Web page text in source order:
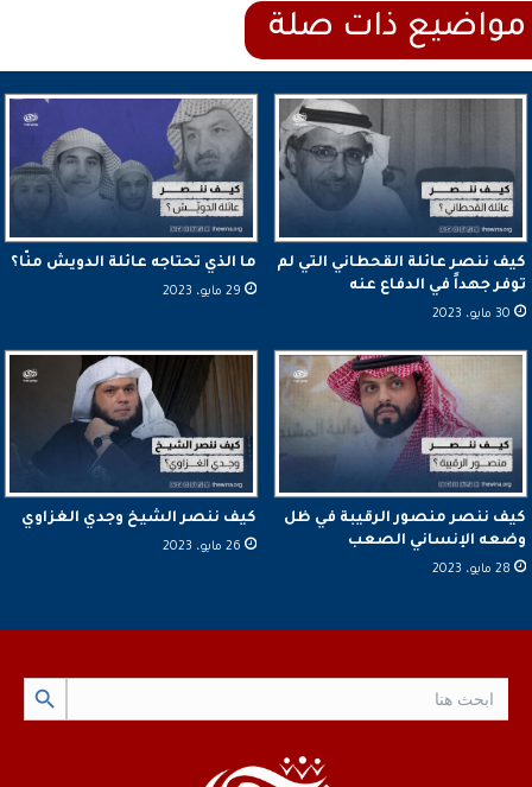
كيف ننصر عائلة القحطاني التي لم
توفر جهداً في الدفاع عنه
30 مايو، 2023
ما الذي تحتاجه عائلة الدويش منّا؟
29 مايو، 2023
كيف ننصر منصور الرقيبة في ظل
وضعه الإنساني الصعب
28 مايو، 2023
كيف ننصر الشيخ وجدي الغزاوي
26 مايو، 2023
Search
Search Button